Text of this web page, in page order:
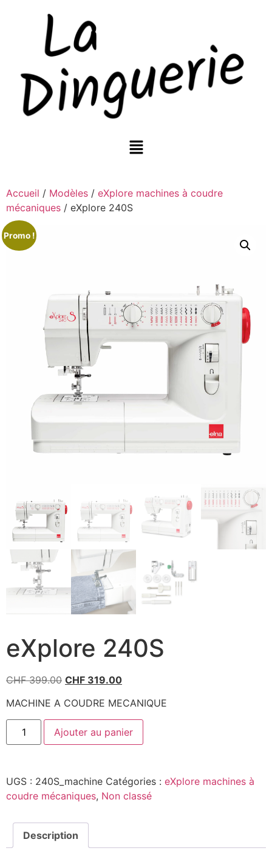
Accueil / Modèles / eXplore machines à coudre
mécaniques / eXplore 240S
Promo !
eXplore 240S
CHF399.00 CHF 319.00
MACHINE A COUDRE MECANIQUE
Ajouter au panier
UGS : 240S_machine Catégories : eXplore machines à
coudre mécaniques, Non classé
Description